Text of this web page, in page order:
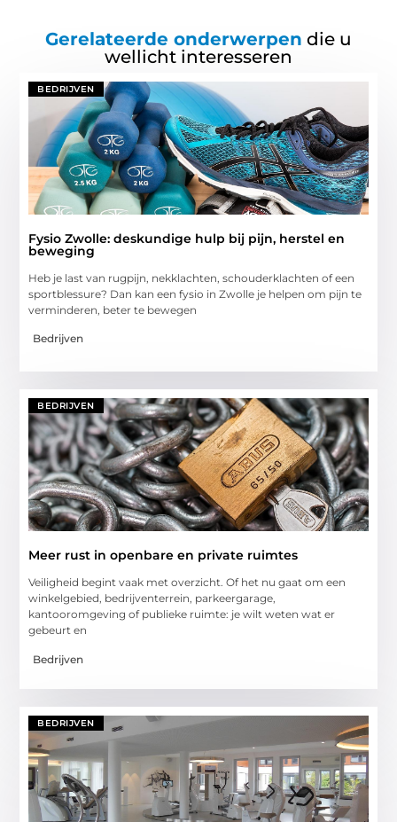
Gerelateerde onderwerpen die u
wellicht interesseren
BEDRIJVEN
Fysio Zwolle: deskundige hulp bij pijn, herstel en
beweging
Heb je last van rugpijn, nekklachten, schouderklachten of een
sportblessure? Dan kan een fysio in Zwolle je helpen om pijn te
verminderen, beter te bewegen
Bedrijven
BEDRIJVEN
Meer rust in openbare en private ruimtes
Veiligheid begint vaak met overzicht. Of het nu gaat om een
winkelgebied, bedrijventerrein, parkeergarage,
kantooromgeving of publieke ruimte: je wilt weten wat er
gebeurt en
Bedrijven
BEDRIJVEN